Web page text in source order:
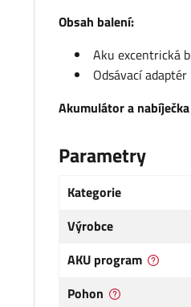
Obsah balení:
Aku excentrická
Odsávací adaptér
Akumulátor a
Parametry
Kategorie
Výrobce
AKU program
Pohon